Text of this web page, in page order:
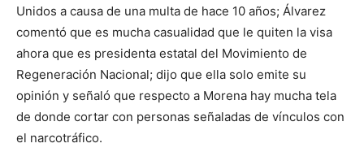
Unidos a causa de una multa de hace 10 años; Álvarez
comentó que es mucha casualidad que le quiten la visa
ahora que es presidenta estatal del Movimiento de
Regeneración Nacional; dijo que ella solo emite su
opinión y señaló que respecto a Morena hay mucha tela
de donde cortar con personas señaladas de vínculos con
el narcotráfico.